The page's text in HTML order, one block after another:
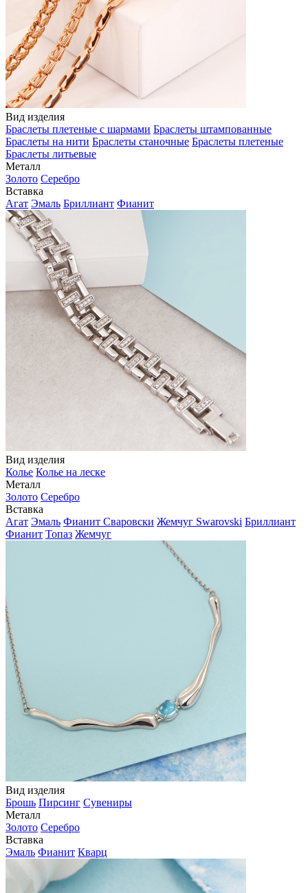
Вид изделия
Браслеты плетеные с шармами Браслеты штампованные
Браслеты на нити Браслеты станочные Браслеты плетеные
Браслеты литьевые
Металл
Золото Серебро
Вставка
Агат Эмаль Бриллиант Фианит
Вид изделия
Колье Колье на леске
Металл
Золото Серебро
Вставка
Агат Эмаль Фианит Сваровски Жемчуг Swarovski Бриллиант
Фианит Топаз Жемчуг
Вид изделия
Брошь Пирсинг Сувениры
Металл
Золото Серебро
Вставка
Эмаль Фианит Кварц